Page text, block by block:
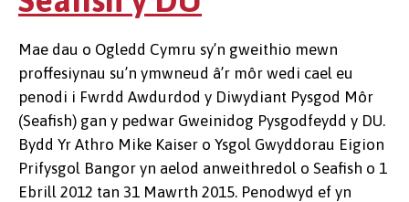
Mae dau o Ogledd Cymru sy’n gweithio mewn
proffesiynau su’n ymwneud â’r môr wedi cael eu
penodi i Fwrdd Awdurdod y Diwydiant Pysgod Môr
(Seafish) gan y pedwar Gweinidog Pysgodfeydd y DU.
Bydd Yr Athro Mike Kaiser o Ysgol Gwyddorau Eigion
Prifysgol Bangor yn aelod anweithredol o Seafish o 1
Ebrill 2012 tan 31 Mawrth 2015. Penodwyd ef yn